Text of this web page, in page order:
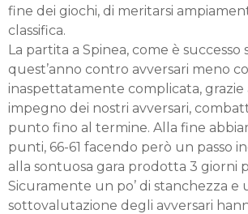
fine dei giochi, di meritarsi
classifica.
La partita a Spinea, come è successo
quest’anno contro avversari meno
inaspettatamente complicata, grazie
impegno dei nostri avversari,
punto fino al termine. Alla fine
punti, 66-61 facendo però un passo
alla sontuosa gara prodotta 3 giorni
Sicuramente un po’ di stanchezza e
sottovalutazione degli avversari